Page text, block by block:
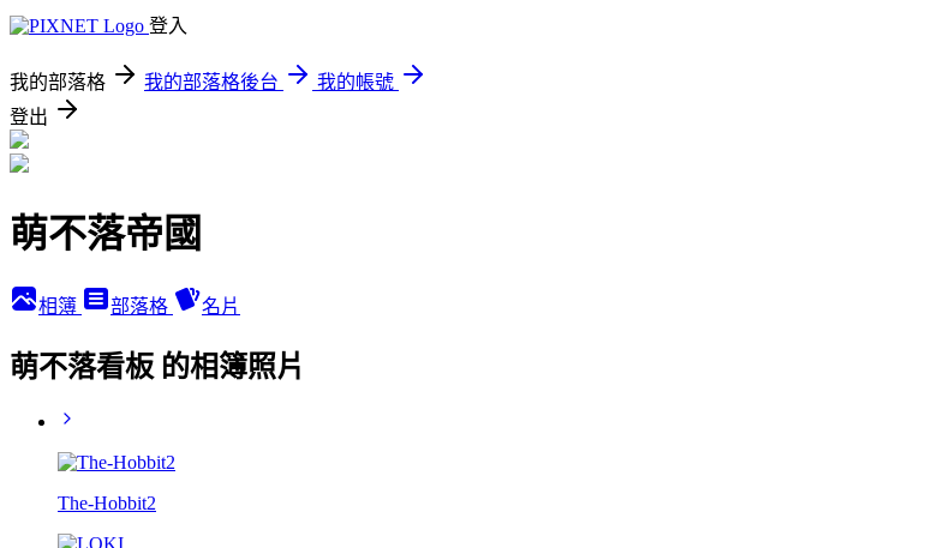
登入
我的部落格 我的部落格後台
我的帳號
登出
萌不落帝國
相簿 部落格 名片
萌不落看板 的相簿照片
The-Hobbit2